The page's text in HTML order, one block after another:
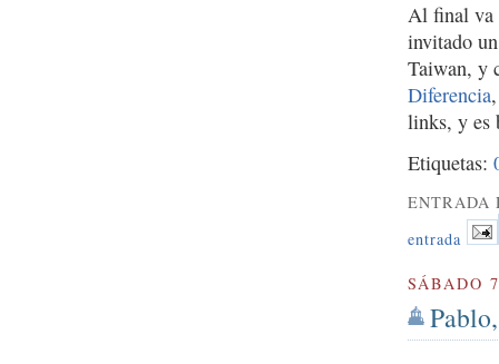
Al final va
invitado
Taiwan, y
Diferencia
links, y es
Etiquetas:
ENTRADA
entrada
SÁBADO